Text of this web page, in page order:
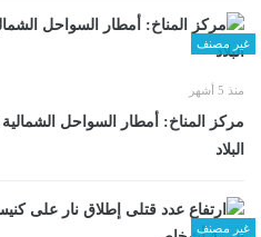
غير مصنف
منذ 5 أشهر
مركز المناخ: أمطار السواحل
البلاد
غير مصنف